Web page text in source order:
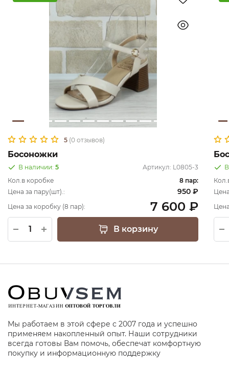
5 (0 отзывов)
Босоножки
В наличии: 5 Артикул: L0805-3
Кол.в коробке
8 пар:
Цена за пару(шт).:
950 ₽
Цена за коробку (8 пар): 7 600 ₽
В корзину
Мы работаем в этой сфере с 2007 года и успешно
применяем накопленный опыт. Наши сотрудники
всегда готовы Вам помочь, обеспечат комфортную
покупку и информационную поддержку